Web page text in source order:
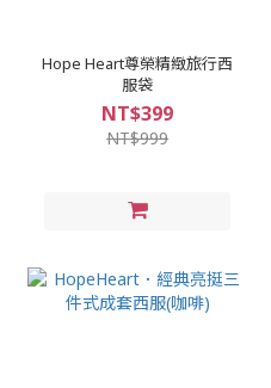
Hope Heart尊榮精緻旅行西
服袋
NT$399
NT$999